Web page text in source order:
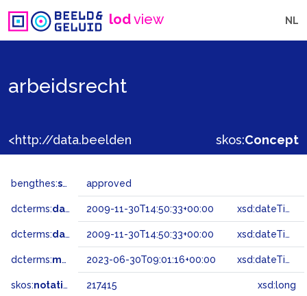
lodview NL
arbeidsrecht
skos:Concept
bengthes:status approved
dcterms:dateAccepted 2009-11-30T14:50:33+00:00 xsd:dateTime
dcterms:dateSubmitted 2009-11-30T14:50:33+00:00 xsd:dateTime
dcterms:modified 2023-06-30T09:01:16+00:00 xsd:dateTime
skos:notation 217415 xsd:long